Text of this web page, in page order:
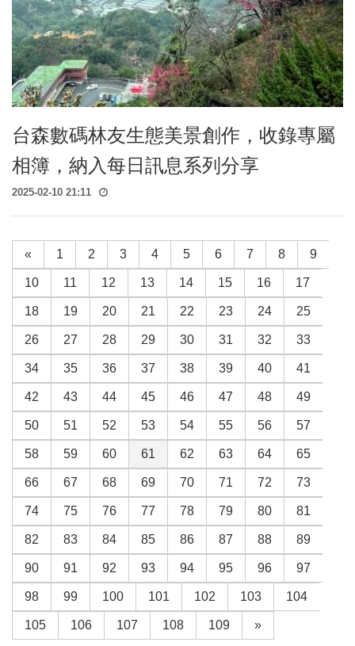
台森數碼林友生態美景創作，收錄專屬
相簿，納入每日訊息系列分享
2025-02-10 21:11
« 1 2 3 4 5 6 7 8 9
10 11 12 13 14 15 16 17
18 19 20 21 22 23 24 25
26 27 28 29 30 31 32 33
34 35 36 37 38 39 40 41
42 43 44 45 46 47 48 49
50 51 52 53 54 55 56 57
58 59 60 61 62 63 64 65
66 67 68 69 70 71 72 73
74 75 76 77 78 79 80 81
82 83 84 85 86 87 88 89
90 91 92 93 94 95 96 97
98 99 100 101 102 103 104
105 106 107 108 109 »